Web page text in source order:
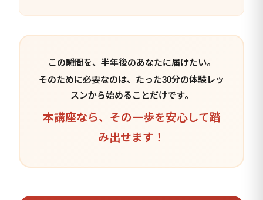
この瞬間を、半年後のあなたに届けたい。
そのために必要なのは、たった30分の体験レッ
スンから始めることだけです。
本講座なら、その一歩を安心して踏
み出せます！